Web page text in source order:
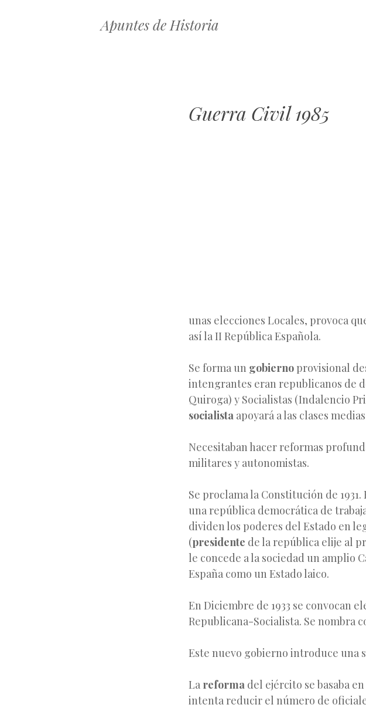
Apuntes de Historia
Guerra Civil 1985
unas elecciones Locales, provoca
así la II República Española.
Se forma un gobierno provisional
intengrantes eran republicanos de
Quiroga) y Socialistas (Indalencio
socialista apoyará a las clases
Necesitaban hacer reformas
militares y autonomistas.
Se proclama la Constitución de
una república democrática de
dividen los poderes del Estado en
(presidente de la república elije al
le concede a la sociedad un amplio
España como un Estado laico.
En Diciembre de 1933 se convocan
Republicana-Socialista. Se nombra
Este nuevo gobierno introduce una
La reforma del ejército se basaba
intenta reducir el número de